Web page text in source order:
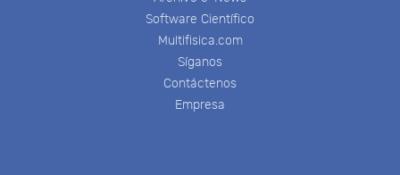
Software Científico
Multifisica.com
Síganos
Contáctenos
Empresa